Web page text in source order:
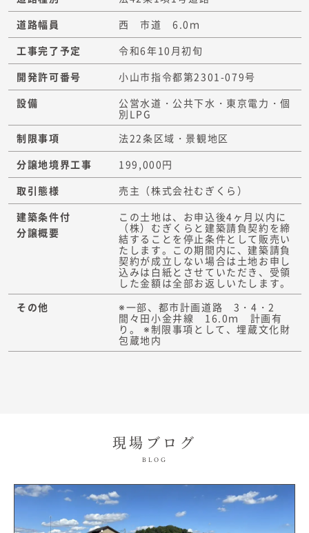
道路幅員
西 市道 6.0ｍ
工事完了予定
令和6年10月初旬
開発許可番号
小山市指令都第2301-079号
設備
公営水道・公共下水・東京電力・個
別LPG
制限事項
法22条区域・景観地区
分譲地境界工事
199,000円
取引態様
売主（株式会社むぎくら）
建築条件付
分譲概要
この土地は、お申込後4ヶ月以内に
（株）むぎくらと建築請負契約を締
結することを停止条件として販売い
たします。この期間内に、建築請負
契約が成立しない場合は土地お申し
込みは白紙とさせていただき、受領
した金額は全部お返しいたします。
その他
※一部、都市計画道路 3・4・2
間々田小金井線 16.0ｍ 計画有
り。 ※制限事項として、埋蔵文化財
包蔵地内
現場ブログ
BLOG